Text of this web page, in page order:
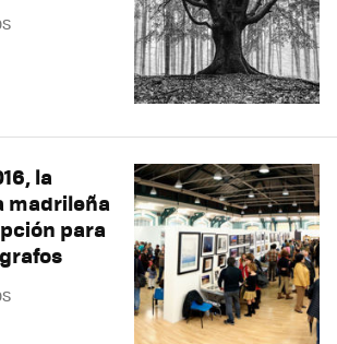
la
madrileña
para